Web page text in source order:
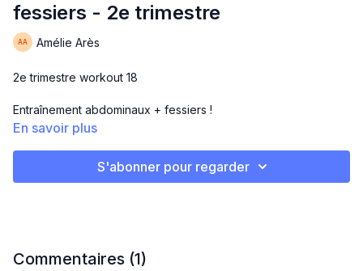
fessiers - 2e trimestre
Amélie Arès
2e trimestre workout 18
Entraînement abdominaux + fessiers !
Bébé sera gâté avec pleins de câlins dans cet entraînement !!
En savoir plus
S'abonner pour regarder
Commentaires (1)